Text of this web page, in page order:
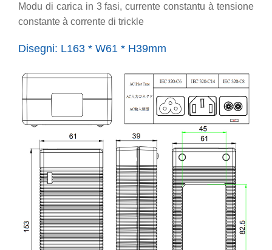
Modu di carica in 3 fasi, currente constantu à tensione
constante à corrente di trickle
Disegni: L163 * W61 * H39mm